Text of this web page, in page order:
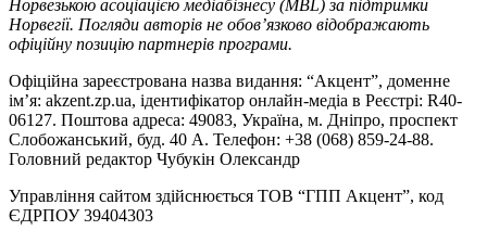
Норвезькою асоціацією медіабізнесу (MBL) за підтримки
Норвегії. Погляди авторів не обов’язково відображають
офіційну позицію партнерів програми.
Офіційна зареєстрована назва видання: “Акцент”, доменне
ім’я: akzent.zp.ua, ідентифікатор онлайн-медіа в Реєстрі: R40-
06127. Поштова адреса: 49083, Україна, м. Дніпро, проспект
Слобожанський, буд. 40 А. Телефон: +38 (068) 859-24-88.
Головний редактор Чубукін Олександр
Управління сайтом здійснюється ТОВ “ГПП Акцент”, код
ЄДРПОУ 39404303